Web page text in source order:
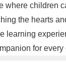
the hearts
for